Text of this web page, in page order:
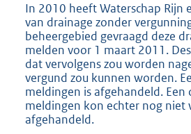
1
1
K
b
In 2010 heeft Waterschap Rijn
van drainage zonder
beheergebied gevraagd deze
melden voor 1 maart 2011.
dat vervolgens zou worden
vergund zou kunnen worden.
meldingen is afgehandeld. Een
meldingen kon echter nog niet
afgehandeld.